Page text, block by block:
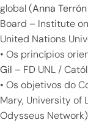
global (Anna
Board – Institute
United Nations
• Os princípios
Gil – FD UNL /
• Os objetivos do
Mary, University of
Odysseus Network)